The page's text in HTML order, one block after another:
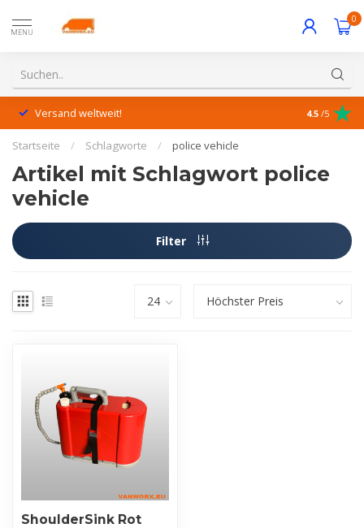
MENU
0
Versand weltweit! 4.5 /5
Startseite / Schlagworte / police vehicle
Artikel mit Schlagwort police
vehicle
Filter
ShoulderSink Rot